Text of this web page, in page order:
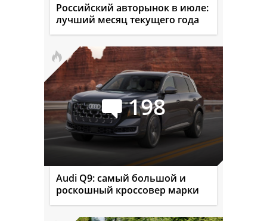
Российский авторынок в июле:
лучший месяц текущего года
198
Audi Q9: самый большой и
роскошный кроссовер марки